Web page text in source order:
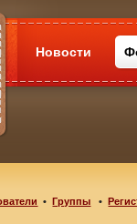
Новости
•Группы •